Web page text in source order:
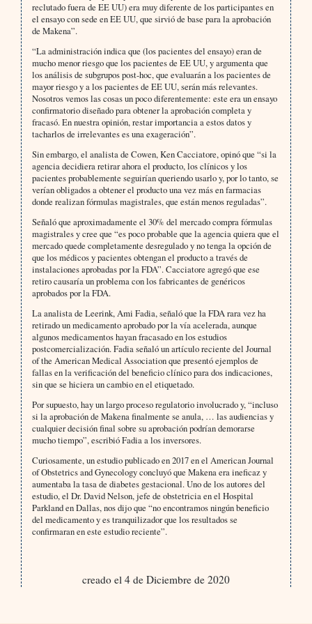
reclutado fuera de EE UU) era muy diferente de los participantes en
el ensayo con sede en EE UU, que sirvió de base para la aprobación
de Makena”.
“La administración indica que (los pacientes del ensayo) eran de
mucho menor riesgo que los pacientes de EE UU, y argumenta que
los análisis de subgrupos post-hoc, que evaluarán a los pacientes de
mayor riesgo y a los pacientes de EE UU, serán más relevantes.
Nosotros vemos las cosas un poco diferentemente: este era un ensayo
confirmatorio diseñado para obtener la aprobación completa y
fracasó. En nuestra opinión, restar importancia a estos datos y
tacharlos de irrelevantes es una exageración”.
Sin embargo, el analista de Cowen, Ken Cacciatore, opinó que “si la
agencia decidiera retirar ahora el producto, los clínicos y los
pacientes probablemente seguirían queriendo usarlo y, por lo tanto, se
verían obligados a obtener el producto una vez más en farmacias
donde realizan fórmulas magistrales, que están menos reguladas”.
Señaló que aproximadamente el 30% del mercado compra fórmulas
magistrales y cree que “es poco probable que la agencia quiera que el
mercado quede completamente desregulado y no tenga la opción de
que los médicos y pacientes obtengan el producto a través de
instalaciones aprobadas por la FDA”. Cacciatore agregó que ese
retiro causaría un problema con los fabricantes de genéricos
aprobados por la FDA.
La analista de Leerink, Ami Fadia, señaló que la FDA rara vez ha
retirado un medicamento aprobado por la vía acelerada, aunque
algunos medicamentos hayan fracasado en los estudios
postcomercialización. Fadia señaló un artículo reciente del Journal
of the American Medical Association que presentó ejemplos de
fallas en la verificación del beneficio clínico para dos indicaciones,
sin que se hiciera un cambio en el etiquetado.
Por supuesto, hay un largo proceso regulatorio involucrado y, “incluso
si la aprobación de Makena finalmente se anula, … las audiencias y
cualquier decisión final sobre su aprobación podrían demorarse
mucho tiempo”, escribió Fadia a los inversores.
Curiosamente, un estudio publicado en 2017 en el American Journal
of Obstetrics and Gynecology concluyó que Makena era ineficaz y
aumentaba la tasa de diabetes gestacional. Uno de los autores del
estudio, el Dr. David Nelson, jefe de obstetricia en el Hospital
Parkland en Dallas, nos dijo que “no encontramos ningún beneficio
del medicamento y es tranquilizador que los resultados se
confirmaran en este estudio reciente”.
creado el 4 de Diciembre de 2020